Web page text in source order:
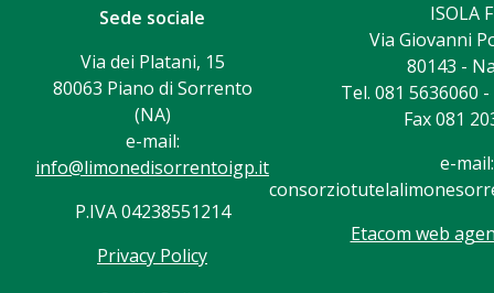
Sede sociale
Via dei Platani, 15
80063 Piano di Sorrento
(NA)
e-mail:
info@limonedisorrentoigp.it
P.IVA 04238551214
Privacy Policy
ISOLA
Via Giovanni
80143 -
Tel. 081 5636060
Fax 081
e-mail:
Etacom web